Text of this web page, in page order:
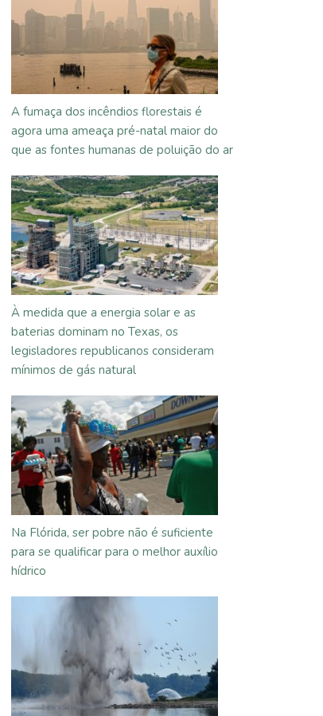
A fumaça dos incêndios florestais é
agora uma ameaça pré-natal maior do
que as fontes humanas de poluição do ar
À medida que a energia solar e as
baterias dominam no Texas, os
legisladores republicanos consideram
mínimos de gás natural
Na Flórida, ser pobre não é suficiente
para se qualificar para o melhor auxílio
hídrico